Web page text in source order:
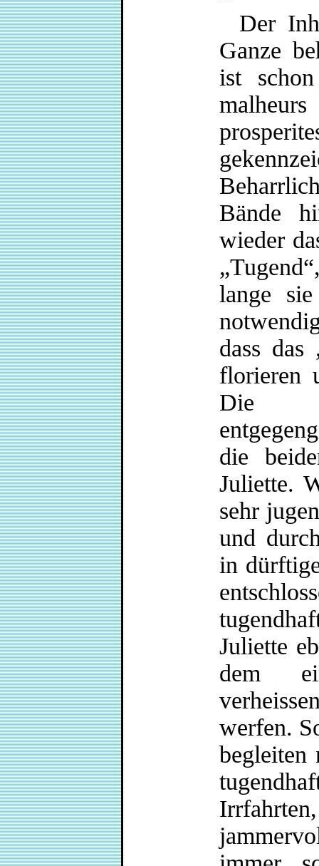
Der
Ganze
ist
Bände
wieder
lange
dass das
florieren
Die
die
Juliette.
sehr
und
in
Juliette
dem
werfen.
begleiten